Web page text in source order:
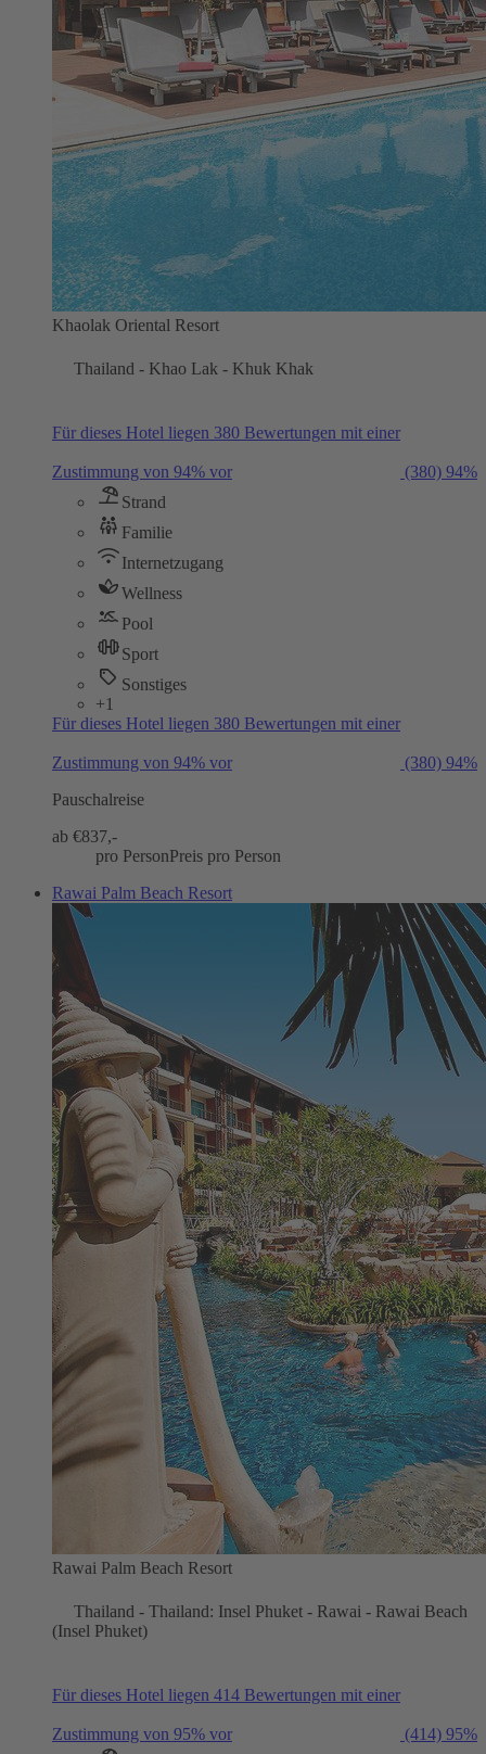
Khaolak Oriental Resort
Thailand - Khao Lak - Khuk Khak
Für dieses Hotel liegen 380 Bewertungen mit einer
Zustimmung von 94% vor (380) 94%
Strand
Familie
Internetzugang
Wellness
Pool
Sport
Sonstiges
+1
Für dieses Hotel liegen 380 Bewertungen mit einer
Zustimmung von 94% vor (380) 94%
Pauschalreise
ab €837,-
pro PersonPreis pro Person
Rawai Palm Beach Resort
Rawai Palm Beach Resort
Thailand - Thailand: Insel Phuket - Rawai - Rawai Beach
(Insel Phuket)
Für dieses Hotel liegen 414 Bewertungen mit einer
Zustimmung von 95% vor (414) 95%